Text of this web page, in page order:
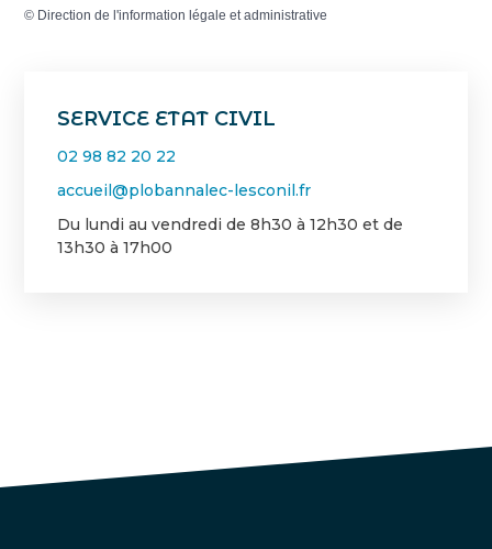
SERVICE ETAT CIVIL
02 98 82 20 22
accueil@plobannalec-lesconil.fr
Du lundi au vendredi de 8h30 à 12h30 et de
13h30 à 17h00
© Direction de l'information légale et administrative